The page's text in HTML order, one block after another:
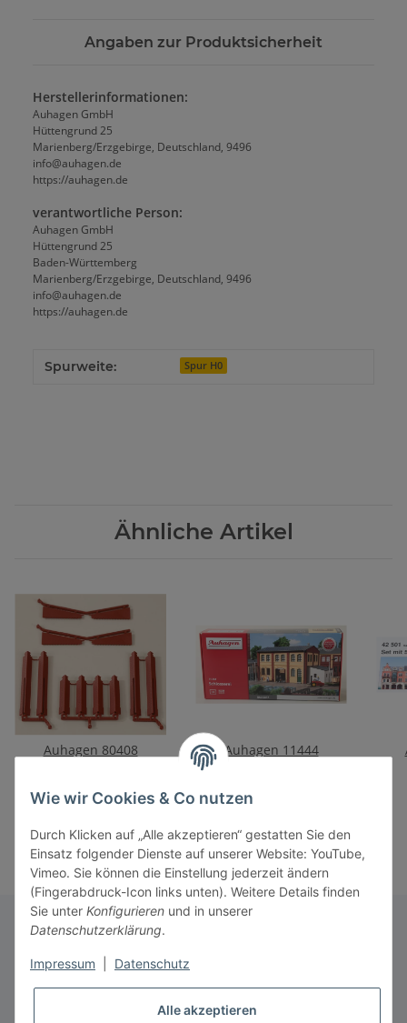
Angaben zur Produktsicherheit
Herstellerinformationen:
Auhagen GmbH
Hüttengrund 25
Marienberg/Erzgebirge, Deutschland, 9496
info@auhagen.de
https://auhagen.de
verantwortliche Person:
Auhagen GmbH
Hüttengrund 25
Baden-Württemberg
Marienberg/Erzgebirge, Deutschland, 9496
info@auhagen.de
https://auhagen.de
Spurweite: Spur H0
Ähnliche Artikel
Auhagen 80408
11,50 €
Auhagen 11444
Informationen
Gesetzliche Informationen
Wie wir Cookies & Co nutzen
Durch Klicken auf „Alle akzeptieren“ gestatten Sie den
Einsatz folgender Dienste auf unserer Website: YouTube,
Vimeo. Sie können die Einstellung jederzeit ändern
(Fingerabdruck-Icon links unten). Weitere Details finden
Sie unter Konfigurieren und in unserer
Datenschutzerklärung.
Impressum Datenschutz
Alle akzeptieren